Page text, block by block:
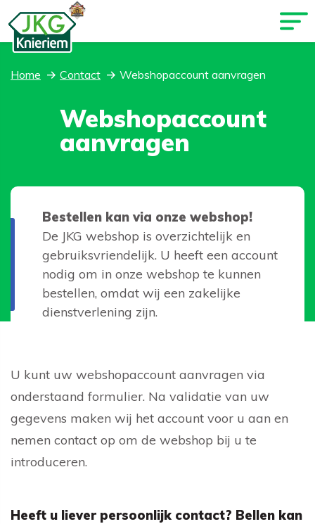
Home Contact Webshopaccount aanvragen
Webshopaccount
aanvragen
Bestellen kan via onze webshop!
De JKG webshop is overzichtelijk en
gebruiksvriendelijk. U heeft een account
nodig om in onze webshop te kunnen
bestellen, omdat wij een zakelijke
dienstverlening zijn.
U kunt uw webshopaccount aanvragen via
onderstaand formulier. Na validatie van uw
gegevens maken wij het account voor u aan en
nemen contact op om de webshop bij u te
introduceren.
Heeft u liever persoonlijk contact? Bellen kan